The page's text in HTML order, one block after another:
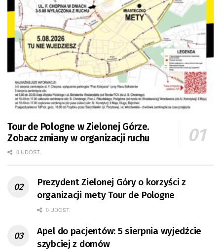
Tour de Pologne w Zielonej Górze.
Zobacz zmiany w organizacji ruchu
0 UDOST.
Prezydent Zielonej Góry o korzyści z
organizacji mety Tour de Pologne
0 UDOST.
Apel do pacjentów: 5 sierpnia wyjedźcie
szybciej z domów